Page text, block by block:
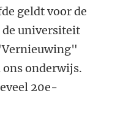
geldt voor de
universiteit
onderwijs.
20e-